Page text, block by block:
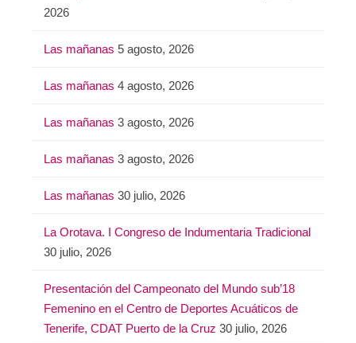
2026
Las mañanas 5 agosto, 2026
Las mañanas 4 agosto, 2026
Las mañanas 3 agosto, 2026
Las mañanas 3 agosto, 2026
Las mañanas 30 julio, 2026
La Orotava. I Congreso de Indumentaria Tradicional
30 julio, 2026
Presentación del Campeonato del Mundo sub’18
Femenino en el Centro de Deportes Acuáticos de
Tenerife, CDAT Puerto de la Cruz 30 julio, 2026